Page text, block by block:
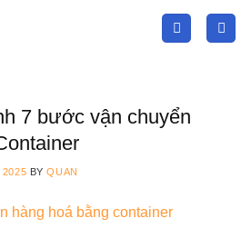
7 bước vận chuyển
2025 BYQUAN